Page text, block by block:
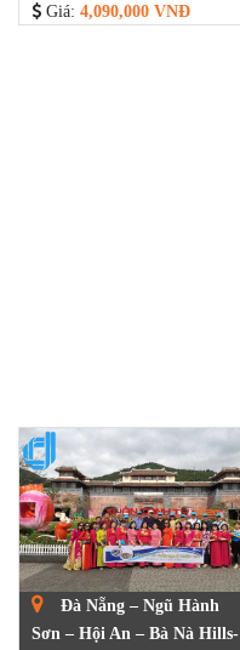
Giá: 4,090,000 VNĐ
Đà Nẵng – Ngũ Hành
Sơn – Hội An – Bà Nà Hills-